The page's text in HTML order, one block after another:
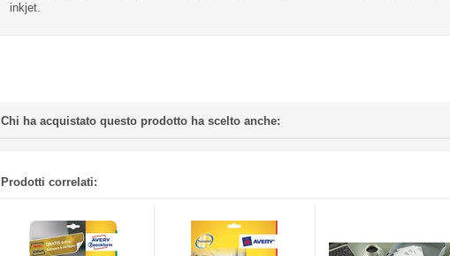
inkjet.
Chi ha acquistato questo prodotto ha scelto anche:
Prodotti correlati: